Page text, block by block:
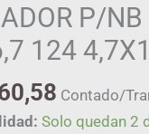
P/
124
Contado/
Solo quedan 2